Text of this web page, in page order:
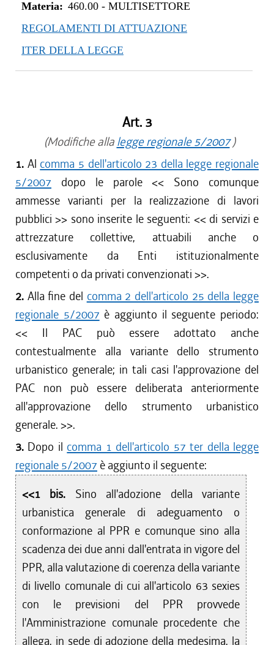
Materia: 460.00- MULTISETTORE
REGOLAMENTI DI ATTUAZIONE
ITER DELLA LEGGE
Art. 3
(Modifiche alla legge regionale 5/2007)
1. Al comma 5 dell'articolo 23 della legge regionale
5/2007 dopo le parole << Sono comunque
ammesse varianti per la realizzazione di lavori
pubblici >> sono inserite le seguenti: << di servizi e
attrezzature collettive, attuabili anche o
esclusivamente da Enti istituzionalmente
competenti o da privati convenzionati >>.
2. Alla fine del comma 2 dell'articolo 25 della legge
regionale 5/2007 è aggiunto il seguente periodo:
<< Il PAC può essere adottato anche
contestualmente alla variante dello strumento
urbanistico generale; in tali casi l'approvazione del
PAC non può essere deliberata anteriormente
all'approvazione dello strumento urbanistico
generale. >>.
3. Dopo il comma 1 dell'articolo 57 ter della legge
regionale 5/2007 è aggiunto il seguente:
<<1 bis. Sino all'adozione della variante
urbanistica generale di adeguamento o
conformazione al PPR e comunque sino alla
scadenza dei due anni dall'entrata in vigore del
PPR, alla valutazione di coerenza della variante
di livello comunale di cui all'articolo 63 sexies
con le previsioni del PPR provvede
l'Amministrazione comunale procedente che
allega, in sede di adozione della medesima, la